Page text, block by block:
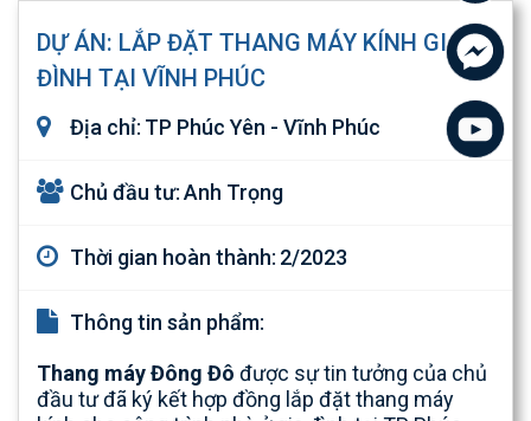
DỰ ÁN: LẮP ĐẶT THANG MÁY KÍNH GIA
ĐÌNH TẠI VĨNH PHÚC
Địa chỉ: TP Phúc Yên - Vĩnh Phúc
Chủ đầu tư:Anh Trọng
Thời gian hoàn thành: 2/2023
Thông tin sản phẩm:
Thang máy Đông Đô được sự tin tưởng của chủ
đầu tư đã ký kết hợp đồng lắp đặt thang máy